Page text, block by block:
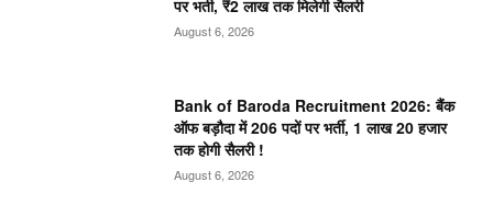
पर भर्ती, ₹2 लाख तक मिलेगी सैलरी
August 6, 2026
Bank of Baroda Recruitment 2026: बैंक
ऑफ बड़ौदा में 206 पदों पर भर्ती, 1 लाख 20 हजार
तक होगी सैलरी !
August 6, 2026